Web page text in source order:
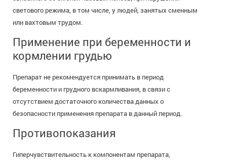
светового режима, в том числе, у людей, занятых сменным
или вахтовым трудом.
Применение при беременности и
кормлении грудью
Препарат не рекомендуется принимать в период
беременности и грудного вскармливания, в связи с
отсутствием достаточного количества данных о
безопасности применения препарата в данный период.
Противопоказания
Гиперчувствительность к компонентам препарата,